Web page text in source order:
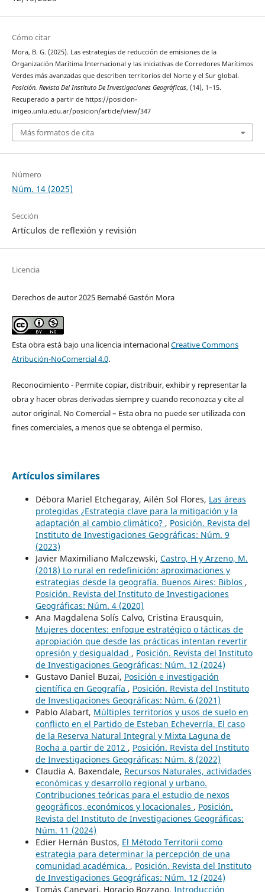
Cómo citar
Mora, B. G. (2025). Las estrategias de reducción de emisiones de la
Organización Marítima Internacional y las iniciativas de Corredores Marítimos
Verdes más avanzadas que describen territorios del Norte y el Sur global.
Posición. Revista Del Instituto De Investigaciones Geográficas, (14), 1–15.
Recuperado a partir de https://posicion-
inigeo.unlu.edu.ar/posicion/article/view/347
Más formatos de cita
Número
Núm. 14 (2025)
Sección
Artículos de reflexión y revisión
Licencia
Derechos de autor 2025 Bernabé Gastón Mora
Esta obra está bajo una licencia internacionalCreative Commons
Atribución-NoComercial 4.0.
Reconocimiento - Permite copiar, distribuir, exhibir y representar la
obra y hacer obras derivadas siempre y cuando reconozca y cite al
autor original. No Comercial – Esta obra no puede ser utilizada con
fines comerciales, a menos que se obtenga el permiso.
Artículos similares
Débora Mariel Etchegaray, Ailén Sol Flores, Las áreas
protegidas ¿Estrategia clave para la mitigación y la
adaptación al cambio climático? , Posición. Revista del
Instituto de Investigaciones Geográficas: Núm. 9
(2023)
Javier Maximiliano Malczewski, Castro, H y Arzeno, M.
(2018) Lo rural en redefinición: aproximaciones y
estrategias desde la geografía. Buenos Aires: Biblos ,
Posición. Revista del Instituto de Investigaciones
Geográficas: Núm. 4 (2020)
Ana Magdalena Solís Calvo, Cristina Erausquin,
Mujeres docentes: enfoque estratégico o tácticas de
apropiación que desde las prácticas intentan revertir
opresión y desigualdad , Posición. Revista del Instituto
de Investigaciones Geográficas: Núm. 12 (2024)
Gustavo Daniel Buzai, Posición e investigación
científica en Geografía , Posición. Revista del Instituto
de Investigaciones Geográficas: Núm. 6 (2021)
Pablo Alabart, Múltiples territorios y usos de suelo en
conflicto en el Partido de Esteban Echeverría. El caso
de la Reserva Natural Integral y Mixta Laguna de
Rocha a partir de 2012 , Posición. Revista del Instituto
de Investigaciones Geográficas: Núm. 8 (2022)
Claudia A. Baxendale, Recursos Naturales, actividades
económicas y desarrollo regional y urbano.
Contribuciones teóricas para el estudio de nexos
geográficos, económicos y locacionales , Posición.
Revista del Instituto de Investigaciones Geográficas:
Núm. 11 (2024)
Edier Hernán Bustos, El Método Territorii como
estrategia para determinar la percepción de una
comunidad académica. , Posición. Revista del Instituto
de Investigaciones Geográficas: Núm. 12 (2024)
Tomás Canevari, Horacio Bozzano, Introducción